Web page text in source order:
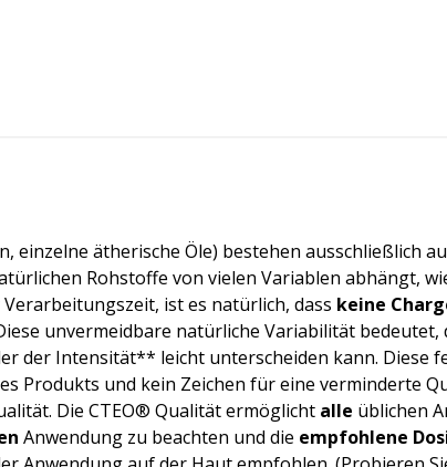
einzelne ätherische Öle) bestehen ausschließlich
Rohstoffe von vielen Variablen abhängt,
Verarbeitungszeit, ist es natürlich, dass keine
unvermeidbare natürliche Variabilität bedeutet,
der Intensität** leicht unterscheiden kann. Diese
Produkts und kein Zeichen für eine verminderte
Die CTEO® Qualität ermöglicht alle üblichen
Anwendung zu beachten und die empfohlene